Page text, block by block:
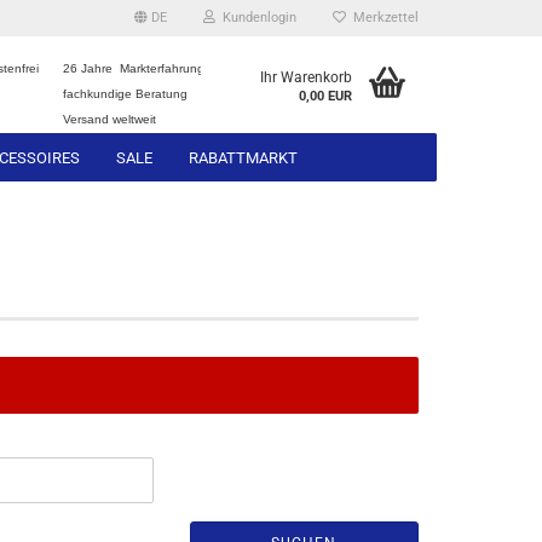
DE Kundenlogin Merkzettel
26 Jahre Markterfahrung
fachkundige Beratung
Versand weltweit
Ihr Warenkorb
0,00 EUR
SALE RABATTMARKT